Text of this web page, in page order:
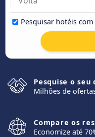
Pesquisar hotéis
Pesquise o seu
Milhões de
Compare os
Economize até